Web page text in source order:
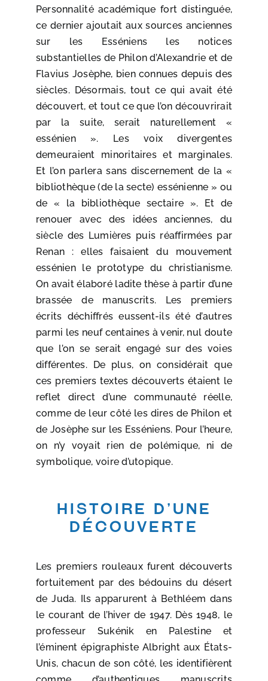
Personnalité académique fort distinguée,
ce dernier ajoutait aux sources anciennes
sur les Esséniens les notices
substantielles de Philon d’Alexandrie et de
Flavius Josèphe, bien connues depuis des
siècles. Désormais, tout ce qui avait été
découvert, et tout ce que l’on découvrirait
par la suite, serait naturellement «
essénien ». Les voix divergentes
demeuraient minoritaires et marginales.
Et l’on parlera sans discernement de la «
bibliothèque (de la secte) essénienne » ou
de « la bibliothèque sectaire ». Et de
renouer avec des idées anciennes, du
siècle des Lumières puis réaffirmées par
Renan : elles faisaient du mouvement
essénien le prototype du christianisme.
On avait élaboré ladite thèse à partir d’une
brassée de manuscrits. Les premiers
écrits déchiffrés eussent-ils été d’autres
parmi les neuf centaines à venir, nul doute
que l’on se serait engagé sur des voies
différentes. De plus, on considérait que
ces premiers textes découverts étaient le
reflet direct d’une communauté réelle,
comme de leur côté les dires de Philon et
de Josèphe sur les Esséniens. Pour l’heure,
on n’y voyait rien de polémique, ni de
symbolique, voire d’utopique.
Histoire d’une
découverte
Les premiers rouleaux furent découverts
fortuitement par des bédouins du désert
de Juda. Ils apparurent à Bethléem dans
le courant de l’hiver de 1947. Dès 1948, le
professeur Sukénik en Palestine et
l’éminent épigraphiste Albright aux États-
Unis, chacun de son côté, les identifièrent